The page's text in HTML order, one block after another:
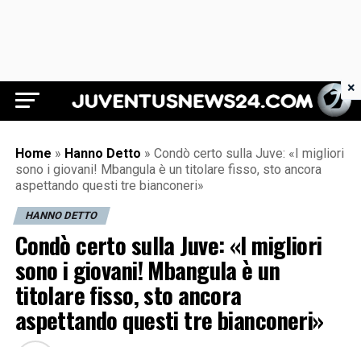
Juventus News 24
Home » Hanno Detto » Condò certo sulla Juve: «I migliori
sono i giovani! Mbangula è un titolare fisso, sto ancora
aspettando questi tre bianconeri»
HANNO DETTO
Condò certo sulla Juve: «I migliori
sono i giovani! Mbangula è un
titolare fisso, sto ancora
aspettando questi tre bianconeri»
×